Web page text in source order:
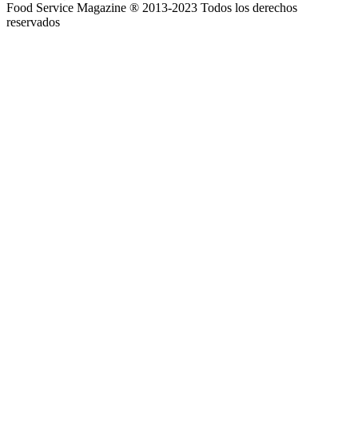
Food Service Magazine ® 2013-2023 Todos los derechos
reservados